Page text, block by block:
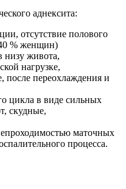
аднексита:
отсутствие полового
40 % женщин)
низу живота,
нагрузке,
после переохлаждения и
цикла в виде сильных
скудные,
маточных
процесса.